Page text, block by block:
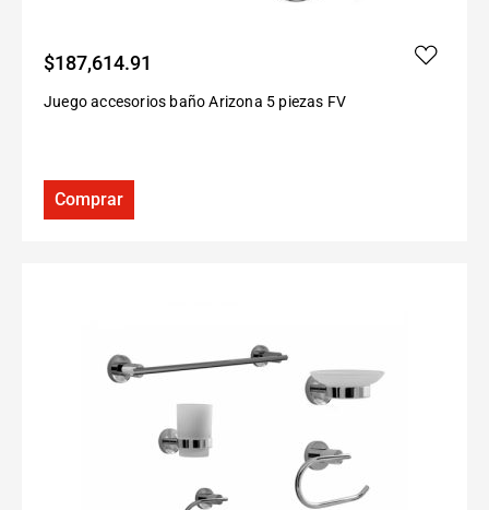
$187,614.91
Juego accesorios baño Arizona 5 piezas FV
Comprar